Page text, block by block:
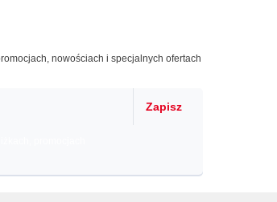
nowościach i specjalnych ofertach
Zapisz